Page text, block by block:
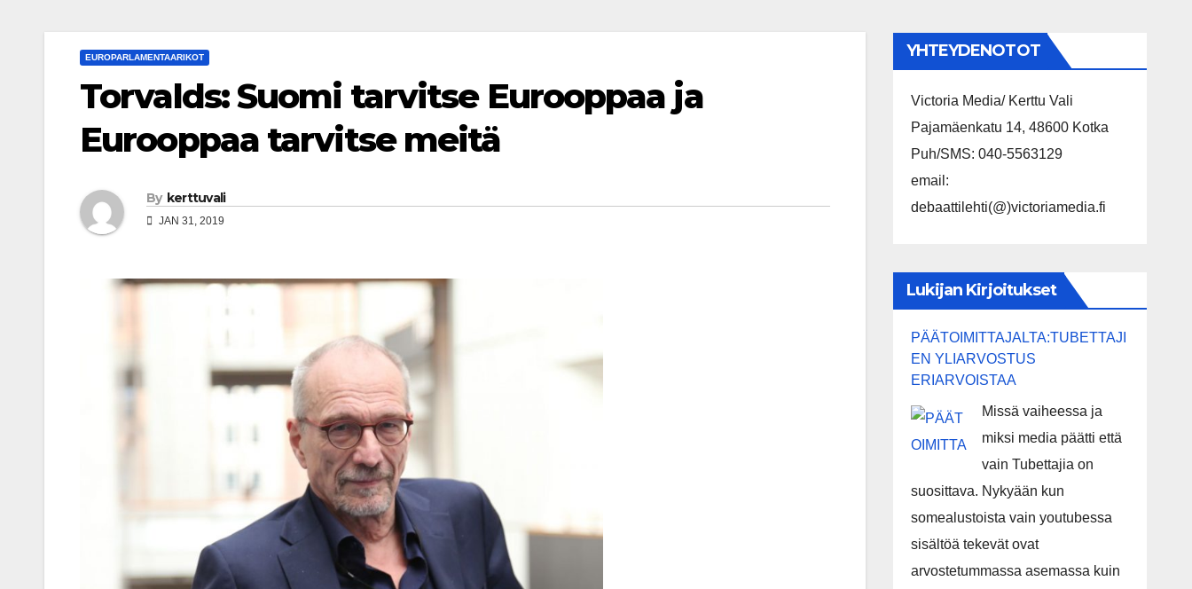
EUROPARLAMENTAARIKOT
Torvalds: Suomi tarvitse Eurooppaa ja
Eurooppaa tarvitse meitä
By kerttuvali
JAN 31, 2019
YHTEYDENOTOT
Victoria Media/ Kerttu Vali
Pajamäenkatu 14, 48600 Kotka
Puh/SMS: 040-5563129
email:
debaattilehti(@)victoriamedia.fi
Lukijan Kirjoitukset
PÄÄTOIMITTAJALTA:TUBETTAJI
EN YLIARVOSTUS
ERIARVOISTAA
Missä vaiheessa ja
miksi media päätti että
vain Tubettajia on
suosittava. Nykyään kun
somealustoista vain youtubessa
sisältöä tekevät ovat
arvostetummassa asemassa kuin